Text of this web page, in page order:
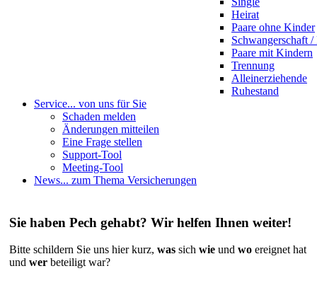
Heirat
Paare ohne Kinder
Schwangerschaft
Paare mit Kindern
Trennung
Alleinerziehende
Ruhestand
Service... von uns für Sie
Schaden melden
Änderungen mitteilen
Eine Frage stellen
Support-Tool
Meeting-Tool
News... zum Thema Versicherungen
Sie haben Pech gehabt? Wir helfen Ihnen weiter!
Bitte schildern Sie uns hier kurz, was sich wie und wo ereignet hat
und wer beteiligt war?